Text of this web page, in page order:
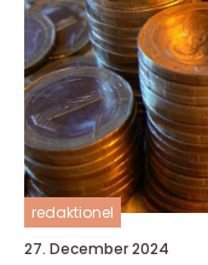
redaktionel
27. December 2024